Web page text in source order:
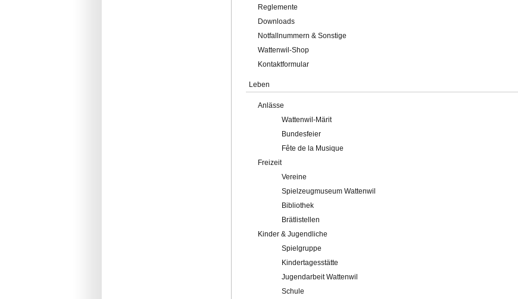
Reglemente
Downloads
Notfallnummern & Sonstige
Wattenwil-Shop
Kontaktformular
Leben
Anlässe
Wattenwil-Märit
Bundesfeier
Fête de la Musique
Freizeit
Vereine
Spielzeugmuseum Wattenwil
Bibliothek
Brätlistellen
Kinder & Jugendliche
Spielgruppe
Kindertagesstätte
Jugendarbeit Wattenwil
Schule